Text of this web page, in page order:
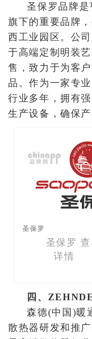
圣保罗品牌
旗下的重要品牌
西工业园区。公
于高端定制明装
售，致力于为客
品。作为一家专
行业多年，拥有
生产设备，确保
圣保罗
圣保罗
详情
四、
森德(中国)暖
散热器研发和推